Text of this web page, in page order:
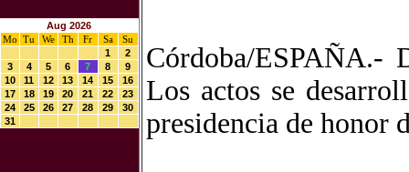
Aug 2026
Mo
Tu We Th Fr Sa
Su
1
2
3
4 5 6 7 8
9
10
11 12 13 14 15
16
17
18 19 20 21 22
23
24
25 26 27 28 29
30
31
Córdoba/ESPAÑA.-
Los actos se
presidencia de honor